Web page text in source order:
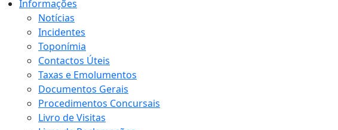
Informações
Notícias
Incidentes
Toponímia
Contactos Úteis
Taxas e Emolumentos
Documentos Gerais
Procedimentos Concursais
Livro de Visitas